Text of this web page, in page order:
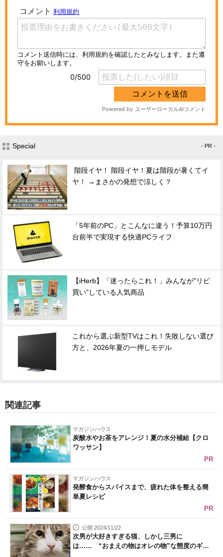
Special - PR -
階段イヤ！ 階段イヤ！夏は階段が暑くてイ
ヤ！ →まさかの発想で涼しく？
「5年前のPC」とこんなに違う！予算10万円
台前半で実現する快適PCライフ
【iHerb】「迷ったらこれ！」みんなが"リピ
買い"している人気商品
これから選ぶ新型TVはこれ！失敗しない選び
方と、2026年夏の一押しモデル
関連記事
マガジンハウス
炭酸水やお茶をアレンジ！夏の水分補給【クロ
ワッサン】
PR
マガジンハウス
発酵食からスパイスまで、疲れた体を整える簡
単夏レシピ
PR
公開 2024/11/22
次男が大好きすぎる猫、しかし三男に
は…… “おまえの物はオレの物”な態度のギャ